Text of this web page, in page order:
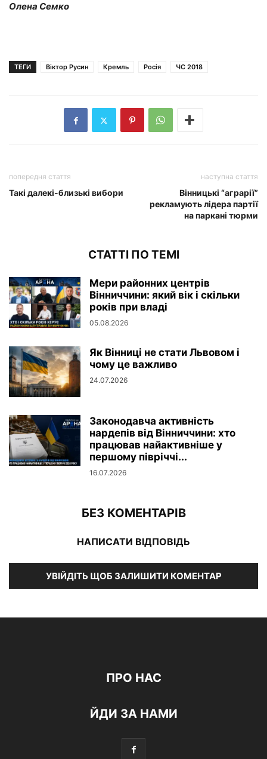
Олена Семко
ТЕГИ Віктор Русин Кремль Росія ЧС 2018
попередня стаття
Такі далекі-близькі вибори
наступна стаття
Вінницькі “аграрії”
рекламують лідера партії
на паркані тюрми
СТАТТІ ПО ТЕМІ
Мери районних центрів
Вінниччини: який вік і скільки
років при владі
05.08.2026
Як Вінниці не стати Львовом і
чому це важливо
24.07.2026
Законодавча активність
нардепів від Вінниччини: хто
працював найактивніше у
першому півріччі...
16.07.2026
БЕЗ КОМЕНТАРІВ
НАПИСАТИ ВІДПОВІДЬ
УВІЙДІТЬ ЩОБ ЗАЛИШИТИ КОМЕНТАР
ПРО НАС
ЙДИ ЗА НАМИ